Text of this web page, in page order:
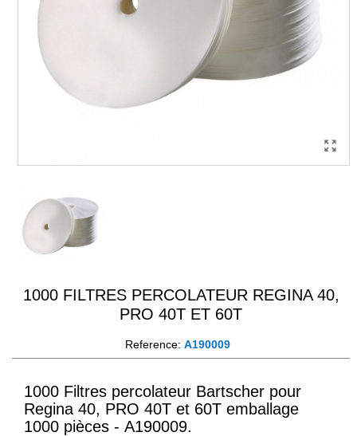
1000 FILTRES PERCOLATEUR REGINA 40,
PRO 40T ET 60T
Reference: A190009
1000 Filtres percolateur Bartscher pour
Regina 40, PRO 40T et 60T emballage
1000 pièces - A190009.